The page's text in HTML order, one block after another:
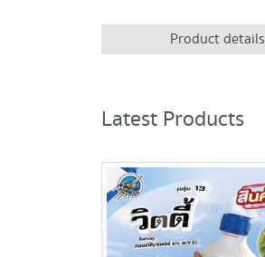
Product details
Latest Products